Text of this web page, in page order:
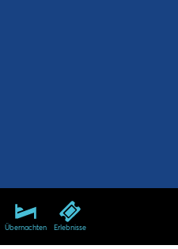
Übernachten Erlebnisse